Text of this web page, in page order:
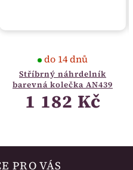
Stříbrný náhrdelník
barevná kolečka AN439
do 14 dnů
1 182 Kč
PRO VÁS